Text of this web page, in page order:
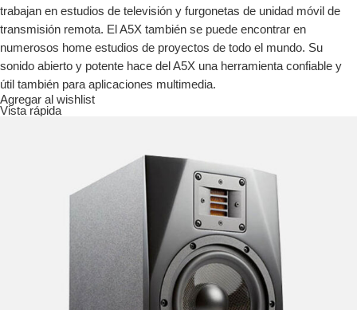
trabajan en estudios de televisión y furgonetas de unidad móvil de
transmisión remota. El A5X también se puede encontrar en
numerosos home estudios de proyectos de todo el mundo. Su
sonido abierto y potente hace del A5X una herramienta confiable y
útil también para aplicaciones multimedia.
Agregar al wishlist
Vista rápida